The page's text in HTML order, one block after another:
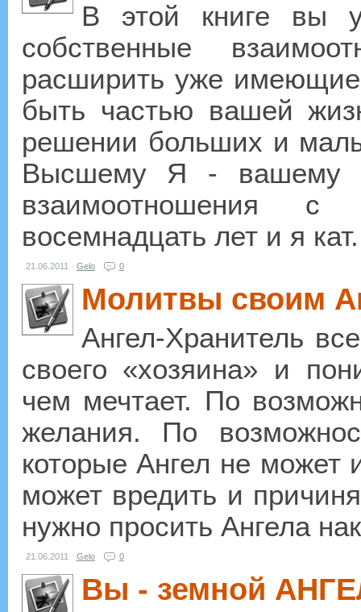
В этой книге вы
собственные
расширить уже
быть частью вашей
решении больших и
Высшему Я - вашему
взаимоотношения
восемнадцать лет и я
21.06.2011 Gelo 0
Молитвы своим
Ангел-Хранитель
своего «хозяина» и
чем мечтает. По
желания. По
которые Ангел не может
может вредить и
нужно просить Ангела
21.06.2011 Gelo 0
Вы - земной